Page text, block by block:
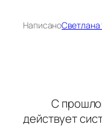
НаписаноСветлана
С
действует